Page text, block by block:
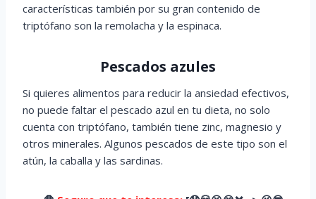
características también por su gran contenido de
triptófano son la remolacha y la espinaca.
Pescados azules
Si quieres alimentos para reducir la ansiedad efectivos,
no puede faltar el pescado azul en tu dieta, no solo
cuenta con triptófano, también tiene zinc, magnesio y
otros minerales. Algunos pescados de este tipo son el
atún, la caballa y las sardinas.